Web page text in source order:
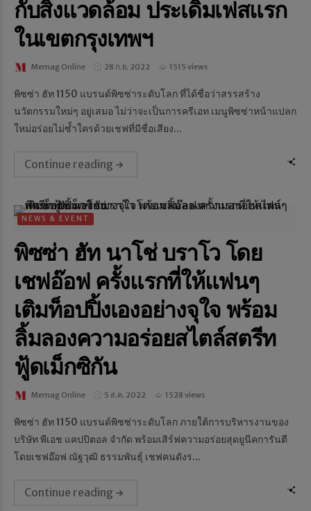
กับสิ่งแวดล้อม ประเดิมเฟสแรก
ในเขตกรุงเทพฯ
Memag Online 28 ก.ย. 2022 1515 views
พิซซ่า ฮัท 1150 แบรนด์พิซซ่าระดับโลก ที่ได้ชื่อว่าสรรสร้าง
นวัตกรรมใหม่ๆ อยู่เสมอ ไม่ว่าจะเป็นการครีเอท เมนูพิซซ่าหน้าแปลก
ใหม่อร่อยไม่ซ้ำใครด้วยเชฟที่มีชื่อเสียง...
Continue reading
NEWS & EVENT
พิซซ่า ฮัท นาโช่ บราโว โดย
เชฟอ๊อฟ ครั้งแรกที่ให้แฟนๆ
เติมท็อปปิ้งเองอย่างจุใจ พร้อม
ลิ้มลองความอร่อยสไตล์สตรีท
ฟู้ดเม็กซิกัน
Memag Online 5 ส.ค. 2022 1528 views
พิซซ่า ฮัท 1150 แบรนด์พิซซ่าระดับโลก ภายใต้การบริหารงานของ
บริษัท พีเอช แคปปิตอล จำกัด พร้อมเสิร์ฟความอร่อยสุดยูนีคการันตี
โดยเชฟอ๊อฟ ณัฐวุฒิ ธรรมพันธุ์ เชฟคนดังร...
Continue reading